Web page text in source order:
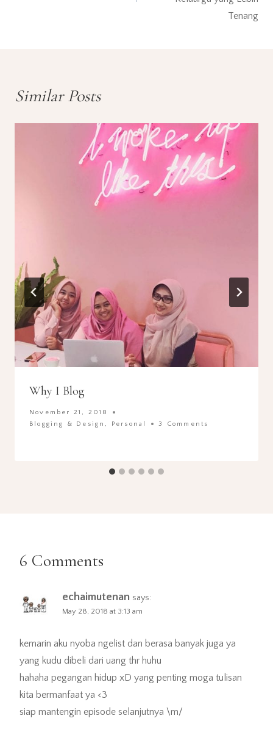
Tenang
Similar Posts
Why I Blog
November 21, 2018
Blogging & Design , Personal 3 Comments
6 Comments
echaimutenan says:
May 28, 2018 at 3:13 am
kemarin aku nyoba ngelist dan berasa banyak juga ya
yang kudu dibeli dari uang thr huhu
hahaha pegangan hidup xD yang penting moga tulisan
kita bermanfaat ya <3
siap mantengin episode selanjutnya \m/